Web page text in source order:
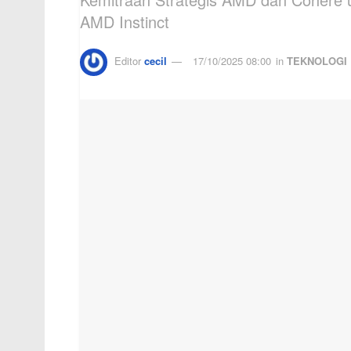
AMD Instinct
Editor cecil 17/10/2025 08:00 in TEKNOLOGI